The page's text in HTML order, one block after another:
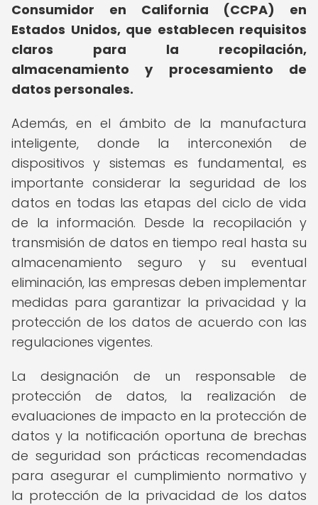
Consumidor en California (CCPA) en
Estados Unidos, que establecen requisitos
claros para la recopilación,
almacenamiento y procesamiento de
datos personales.
Además, en el ámbito de la manufactura
inteligente, donde la interconexión de
dispositivos y sistemas es fundamental, es
importante considerar la seguridad de los
datos en todas las etapas del ciclo de vida
de la información. Desde la recopilación y
transmisión de datos en tiempo real hasta su
almacenamiento seguro y su eventual
eliminación, las empresas deben implementar
medidas para garantizar la privacidad y la
protección de los datos de acuerdo con las
regulaciones vigentes.
La designación de un responsable de
protección de datos, la realización de
evaluaciones de impacto en la protección de
datos y la notificación oportuna de brechas
de seguridad son prácticas recomendadas
para asegurar el cumplimiento normativo y
la protección de la privacidad de los datos